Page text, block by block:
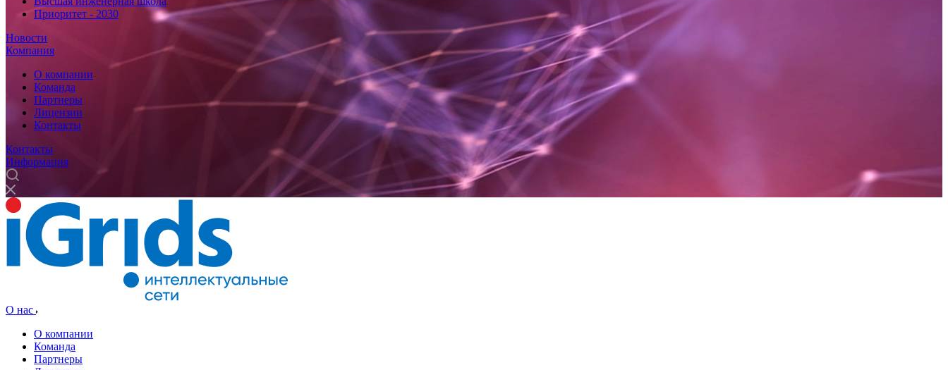
Приоритет - 2030
Новости
Компания
О компании
Команда
Партнеры
Лицензии
Контакты
Контакты
Информация
О нас
О компании
Команда
Партнеры